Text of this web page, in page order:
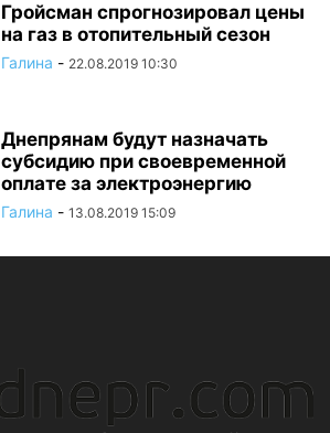
Гройсман спрогнозировал цены
на газ в отопительный сезон
Галина - 22.08.2019 10:30
Днепрянам будут назначать
субсидию при своевременной
оплате за электроэнергию
Галина - 13.08.2019 15:09